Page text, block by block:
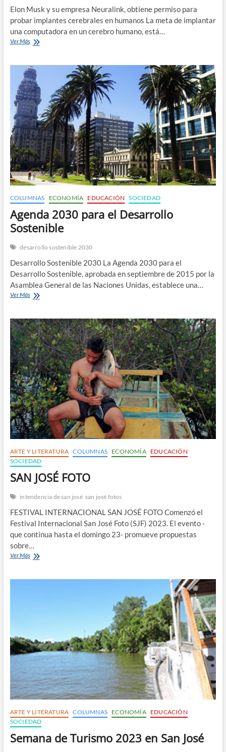
Elon Musk y su empresa Neuralink, obtiene permiso para
probar implantes cerebrales en humanos La meta de implantar
una computadora en un cerebro humano, está…
Ver MásNeuralink
implantes
cerebrales
en
humanos
COLUMNAS ECONOMÍA EDUCACIÓN SOCIEDAD
Agenda 2030 para el Desarrollo
Sostenible
desarrollo sostenible 2030
Desarrollo Sostenible 2030 La Agenda 2030 para el
Desarrollo Sostenible, aprobada en septiembre de 2015 por la
Asamblea General de las Naciones Unidas, establece una…
Ver MásAgenda
el
Desarrollo
Sostenible
ARTE Y LITERATURA COLUMNAS ECONOMÍA
EDUCACIÓN
SOCIEDAD
SAN JOSÉ FOTO
intendencia de san josé san josé fotos
FESTIVAL INTERNACIONAL SAN JOSÉ FOTO Comenzó el
Festival Internacional San José Foto (SJF) 2023. El evento -
que continua hasta el domingo 23- promueve propuestas
sobre…
Ver MásSAN
ARTE Y LITERATURA COLUMNAS ECONOMÍA
EDUCACIÓN
SOCIEDAD
Semana de Turismo 2023 en San José